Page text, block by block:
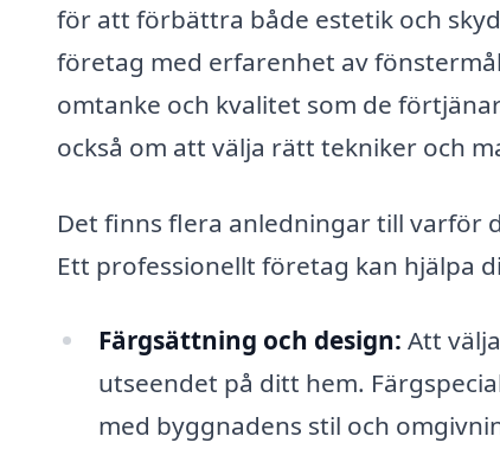
för att förbättra både estetik och
företag med erfarenhet av
omtanke och kvalitet som de
också om att välja rätt tekniker och
Det finns flera anledningar till varför
Ett professionellt företag kan hjälpa
Färgsättning och design: Att
utseendet på ditt hem.
med byggnadens stil och